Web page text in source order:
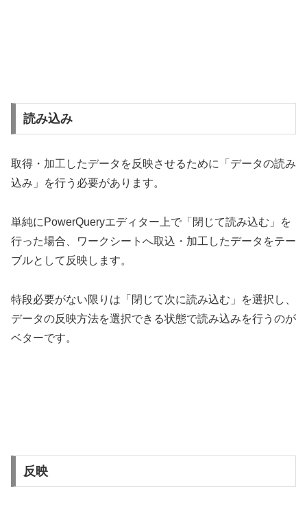
読み込み
取得・加工したデータを反映させるために「データの読み
込み」を行う必要があります。
単純にPowerQueryエディター上で「閉じて読み込む」を
行った場合、ワークシートへ取込・加工したデータをテー
ブルとして反映します。
特段必要がない限りは「閉じて次に読み込む」を選択し、
データの反映方法を選択できる状態で読み込みを行うのが
ベターです。
反映